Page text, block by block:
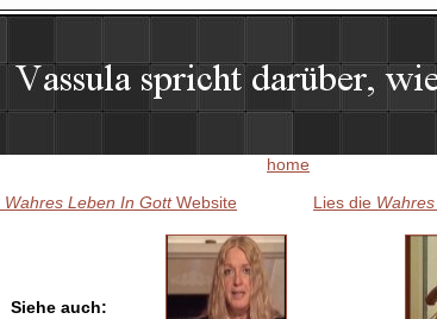
home
Wahres Leben In GottWebsite Lies die
Siehe auch: